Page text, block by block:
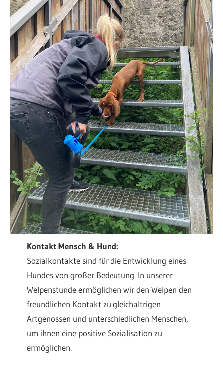
Kontakt Mensch & Hund:
Sozialkontakte sind für die Entwicklung eines
Hundes von großer Bedeutung. In unserer
Welpenstunde ermöglichen wir den Welpen den
freundlichen Kontakt zu gleichaltrigen
Artgenossen und unterschiedlichen Menschen,
um ihnen eine positive Sozialisation zu
ermöglichen.